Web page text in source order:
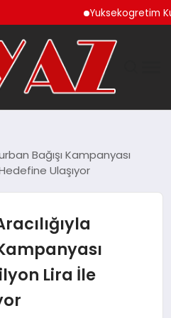
Yuksekogretim
Bağışı Kampanyası
Ulaşıyor
Lira İle